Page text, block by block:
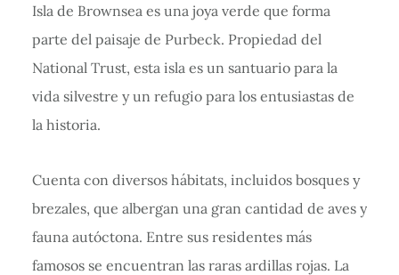
Isla de Brownsea es una joya verde que forma
parte del paisaje de Purbeck. Propiedad del
National Trust, esta isla es un santuario para la
vida silvestre y un refugio para los entusiastas de
la historia.
Cuenta con diversos hábitats, incluidos bosques y
brezales, que albergan una gran cantidad de aves y
fauna autóctona. Entre sus residentes más
famosos se encuentran las raras ardillas rojas. La